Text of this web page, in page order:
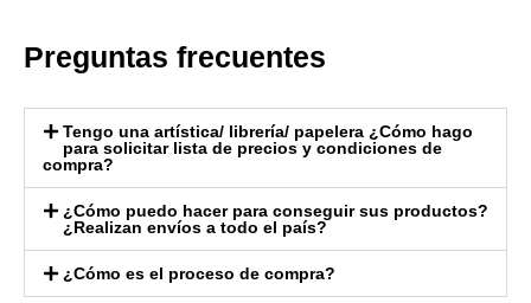
Preguntas frecuentes
Tengo una artística/ librería/ papelera ¿Cómo hago
para solicitar lista de precios y condiciones de
compra?
¿Cómo puedo hacer para conseguir sus productos?
¿Realizan envíos a todo el país?
¿Cómo es el proceso de compra?